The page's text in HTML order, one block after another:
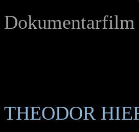
Dokumentarfilm
THEODOR